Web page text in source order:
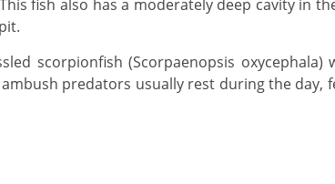
fish also has a moderately deep cavity in
predators usually rest during the day,